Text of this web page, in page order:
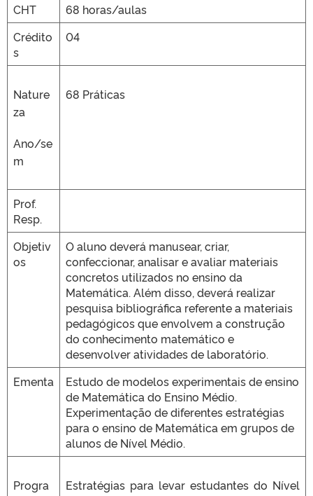
CHT
68 horas/aulas
Crédito
s
04
Nature
za
Ano/se
m
68 Práticas
Prof.
Resp.
Objetiv
os
O aluno deverá manusear, criar,
confeccionar, analisar e avaliar materiais
concretos utilizados no ensino da
Matemática. Além disso, deverá realizar
pesquisa bibliográfica referente a materiais
pedagógicos que envolvem a construção
do conhecimento matemático e
desenvolver atividades de laboratório.
Ementa
Estudo de modelos experimentais de ensino
de Matemática do Ensino Médio.
Experimentação de diferentes estratégias
para o ensino de Matemática em grupos de
alunos de Nível Médio.
Progra
Estratégias para levar estudantes do Nível